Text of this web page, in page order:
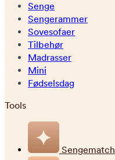
Senge
Sengerammer
Sovesofaer
Tilbehør
Madrasser
Mini
Fødselsdag
Tools
Sengematch